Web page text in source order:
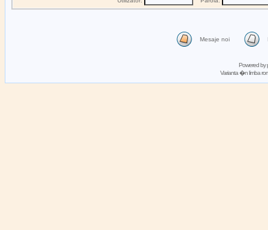
Mesaje noi
Powered by
Varianta �n limba